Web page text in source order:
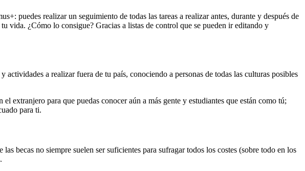
puedes realizar un seguimiento de todas las tareas a realizar antes, durante y después de
vida. ¿Cómo lo consigue? Gracias a listas de control que se pueden ir editando y
a realizar fuera de tu país, conociendo a personas de todas las culturas posibles
extranjero para que puedas conocer aún a más gente y estudiantes que están como tú;
para ti.
becas no siempre suelen ser suficientes para sufragar todos los costes (sobre todo en los